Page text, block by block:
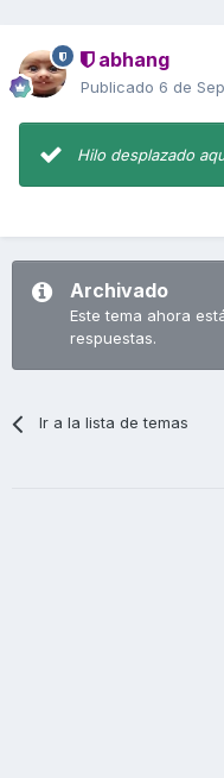
abhang
Publicado 6 de
Hilo desplazado
Archivado
Este tema ahora
respuestas.
Ir a la lista de temas